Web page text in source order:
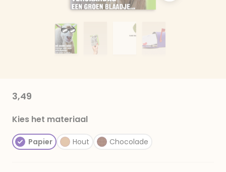
3,49
Kies het materiaal
Papier Hout Chocolade